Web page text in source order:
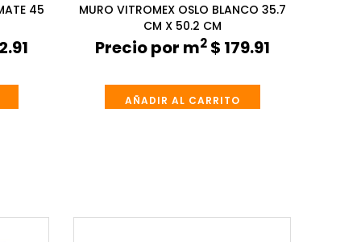
45
MURO VITROMEX OSLO BLANCO 35.7
CM X 50.2 CM
Precio por m2$ 179.91
AÑADIR AL CARRITO